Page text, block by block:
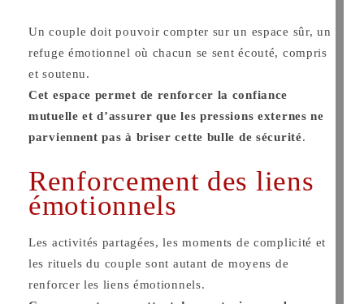
Un couple doit pouvoir compter sur un espace sûr, un
refuge émotionnel où chacun se sent écouté, compris
et soutenu.
Cet espace permet de renforcer la confiance
mutuelle et d’assurer que les pressions externes ne
parviennent pas à briser cette bulle de sécurité​.
Renforcement des liens
émotionnels
Les activités partagées, les moments de complicité et
les rituels du couple sont autant de moyens de
renforcer les liens émotionnels.